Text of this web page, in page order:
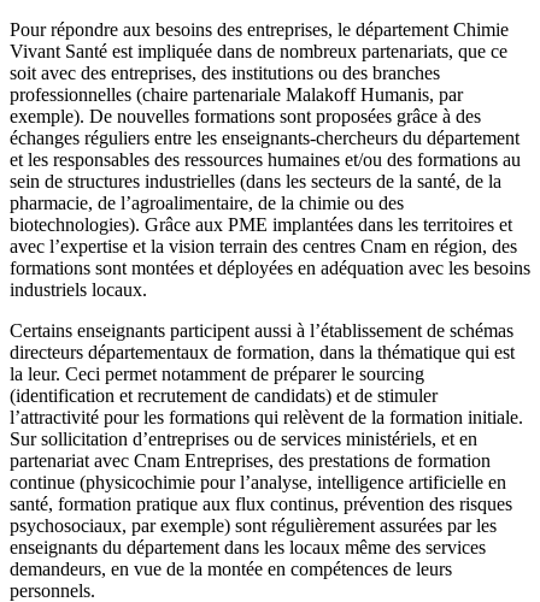
Pour répondre aux besoins des entreprises, le département Chimie
Vivant Santé est impliquée dans de nombreux partenariats, que ce
soit avec des entreprises, des institutions ou des branches
professionnelles (chaire partenariale Malakoff Humanis, par
exemple). De nouvelles formations sont proposées grâce à des
échanges réguliers entre les enseignants-chercheurs du département
et les responsables des ressources humaines et/ou des formations au
sein de structures industrielles (dans les secteurs de la santé, de la
pharmacie, de l’agroalimentaire, de la chimie ou des
biotechnologies). Grâce aux PME implantées dans les territoires et
avec l’expertise et la vision terrain des centres Cnam en région, des
formations sont montées et déployées en adéquation avec les besoins
industriels locaux.
Certains enseignants participent aussi à l’établissement de schémas
directeurs départementaux de formation, dans la thématique qui est
la leur. Ceci permet notamment de préparer le sourcing
(identification et recrutement de candidats) et de stimuler
l’attractivité pour les formations qui relèvent de la formation initiale.
Sur sollicitation d’entreprises ou de services ministériels, et en
partenariat avec Cnam Entreprises, des prestations de formation
continue (physicochimie pour l’analyse, intelligence artificielle en
santé, formation pratique aux flux continus, prévention des risques
psychosociaux, par exemple) sont régulièrement assurées par les
enseignants du département dans les locaux même des services
demandeurs, en vue de la montée en compétences de leurs
personnels.